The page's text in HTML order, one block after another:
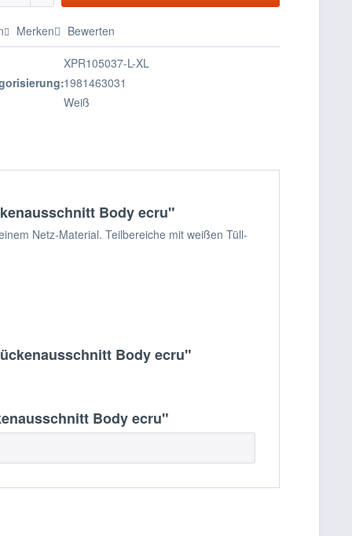
Merken Bewerten
XPR105037-L-XL
1981463031
Weiß
Body ecru"
Netz-Material. Teilbereiche mit weißen Tüll-
Body ecru"
Body ecru"